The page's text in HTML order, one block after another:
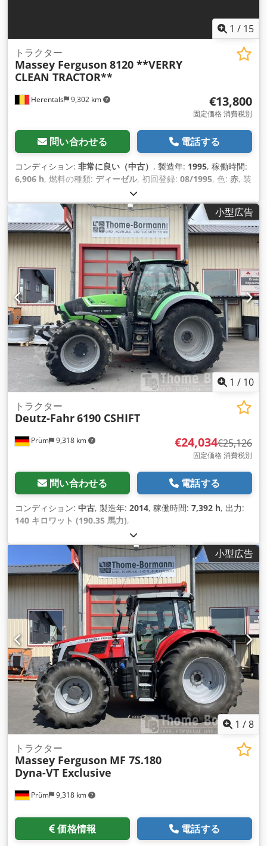
1 / 15
Herentals 9,302 km
トラクター
Massey Ferguson 8120 **VERRY
CLEAN TRACTOR**
€13,800
固定価格 消費税別
問い合わせる 電話する
コンディション: 非常に良い（中古） , 製造年: 1995, 稼働時間:
6,906 h, 燃料の種類: ディーゼル, 初回登録: 08/1995, 色: 赤, 装
小型広告
1 / 10
Prüm 9,318 km
トラクター
Deutz-Fahr6190 CSHIFT
€24,034€25,126
固定価格 消費税別
問い合わせる 電話する
コンディション: 中古, 製造年: 2014, 稼働時間: 7,392 h, 出力:
140 キロワット (190.35 馬力),
小型広告
1 /8
Prüm 9,318 km
トラクター
Massey Ferguson MF 7S.180
Dyna-VT Exclusive
価格情報 電話する